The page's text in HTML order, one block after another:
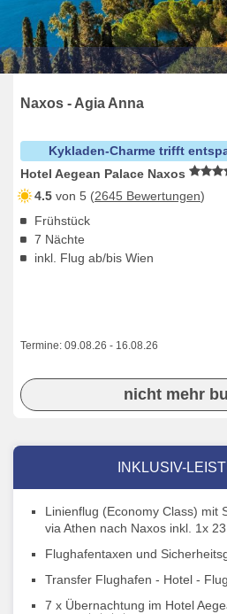
Naxos - Agia Anna
Kykladen-Charme trifft
Hotel Aegean Palace Naxos
4.5 von 5 (2645 Bewertungen)
Frühstück
7 Nächte
inkl. Flug ab/bis Wien
Termine: 09.08.26 - 16.08.26
nicht mehr
INKLUSIV-
Linienflug (Economy Class) mit
via Athen nach Naxos inkl. 1x
Flughafentaxen und
Transfer Flughafen - Hotel -
7 x Übernachtung im Hotel